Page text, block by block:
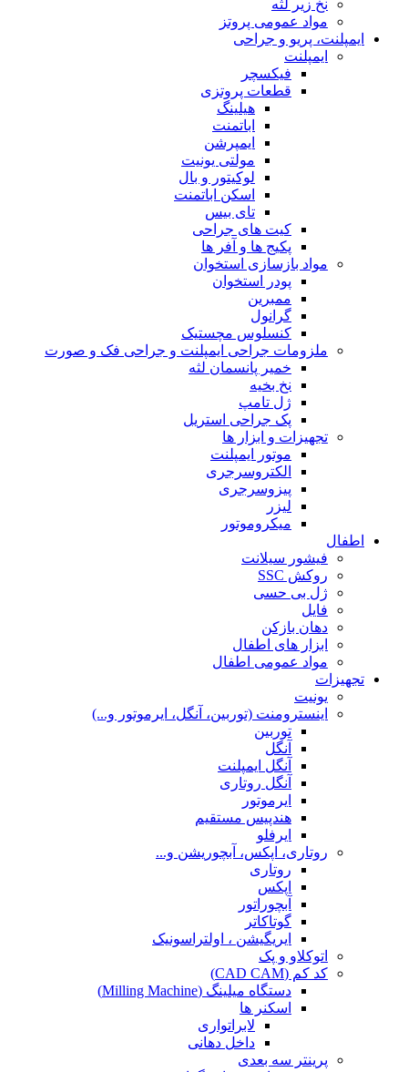
نخ زیر لثه
مواد عمومی پروتز
ایمپلنت، پریو و جراحی
ایمپلنت
فیکسچر
قطعات پروتزی
هیلینگ
اباتمنت
ایمپرشن
مولتی یونیت
لوکیتور و بال
اسکن اباتمنت
تای بیس
کیت های جراحی
پکیج ها و آفر ها
مواد بازسازی استخوان
پودر استخوان
ممبرین
گرانول
کنسلوس مچستیک
ملزومات جراحی ایمپلنت و جراحی فک و صورت
خمیر پانسمان لثه
نخ بخیه
ژل تامپ
پک جراحی استریل
تجهیزات و ابزار ها
موتور ایمپلنت
الکتروسرجری
پیزوسرجری
لیزر
میکروموتور
اطفال
فیشور سیلانت
روکش SSC
ژل بی حسی
فایل
دهان بازکن
ابزار های اطفال
مواد عمومی اطفال
تجهیزات
یونیت
اینسترومنت (توربین، آنگل، ایرموتور و...)
توربین
آنگل
آنگل ایمپلنت
آنگل روتاری
ایرموتور
هندپیس مستقیم
ایرفلو
روتاری، اپکس، آبچوریشن و...
روتاری
اپکس
آبچوراتور
گوتاکاتر
ایریگیشن ، اولتراسونیک
اتوکلاو و پک
کد کم (CAD CAM)
دستگاه میلینگ (Milling Machine)
اسکنر ها
لابراتواری
داخل دهانی
پرینتر سه بعدی